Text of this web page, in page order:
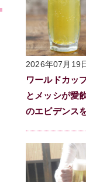
2026年07月19
ワールドカッ
とメッシが愛
のエビデンス